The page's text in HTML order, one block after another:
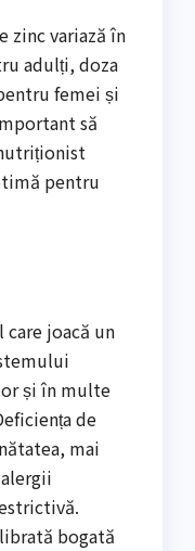
zinc variază în
adulți, doza
femei și
să
pentru
care joacă un
și în multe
de
mai
bogată